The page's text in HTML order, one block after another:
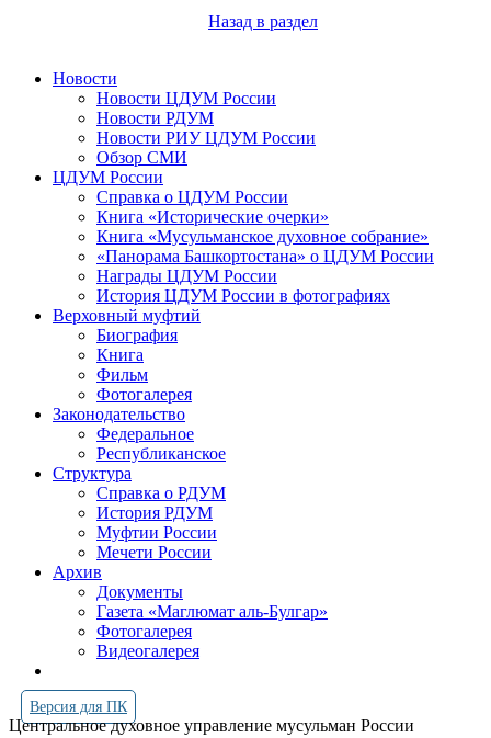
Назад в раздел
Новости
Новости ЦДУМ России
Новости РДУМ
Новости РИУ ЦДУМ России
Обзор СМИ
ЦДУМ России
Справка о ЦДУМ России
Книга «Исторические очерки»
Книга «Мусульманское духовное собрание»
«Панорама Башкортостана» о ЦДУМ России
Награды ЦДУМ России
История ЦДУМ России в фотографиях
Верховный муфтий
Биография
Книга
Фильм
Фотогалерея
Законодательство
Федеральное
Республиканское
Структура
Справка о РДУМ
История РДУМ
Муфтии России
Мечети России
Архив
Документы
Газета «Маглюмат аль-Булгар»
Фотогалерея
Видеогалерея
Версия для ПК
Центральное духовное управление мусульман России